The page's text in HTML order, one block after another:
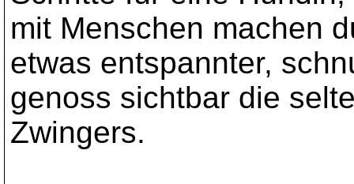
mit Menschen machen
etwas entspannter,
genoss sichtbar die
Zwingers.